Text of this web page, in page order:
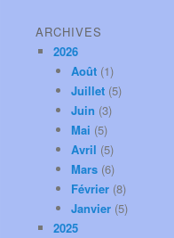
ARCHIVES
2026
Août (1)
Juillet (5)
Juin (3)
Mai (5)
Avril (5)
Mars (6)
Février (8)
Janvier (5)
2025